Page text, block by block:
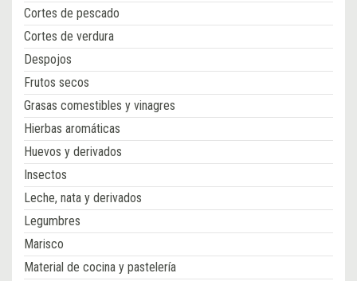
Cortes de pescado
Cortes de verdura
Despojos
Frutos secos
Grasas comestibles y vinagres
Hierbas aromáticas
Huevos y derivados
Insectos
Leche, nata y derivados
Legumbres
Marisco
Material de cocina y pastelería